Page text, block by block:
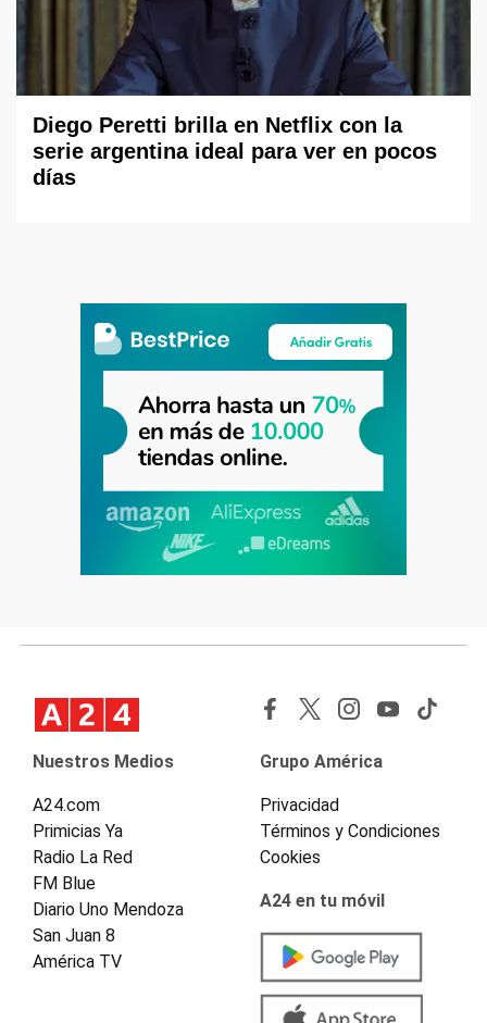
Diego Peretti brilla en Netflix con la
serie argentina ideal para ver en pocos
días
Nuestros Medios
A24.com
Primicias Ya
Radio La Red
FM Blue
Diario Uno Mendoza
San Juan 8
América TV
Grupo América
Privacidad
Términos y Condiciones
Cookies
A24 en tu móvil